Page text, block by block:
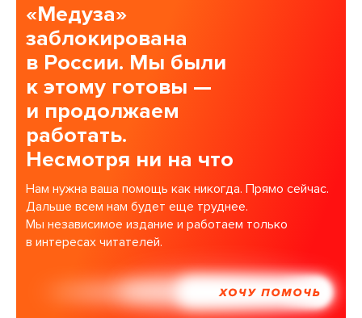
«Медуза»
заблокирована
в России. Мы были
к этому готовы —
и продолжаем
работать.
Несмотря ни на что
Нам нужна ваша помощь как никогда. Прямо сейчас.
Дальше всем нам будет еще труднее.
Мы независимое издание и работаем только
в интересах читателей.
ХОЧУ ПОМОЧЬ